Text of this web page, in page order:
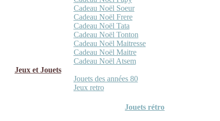
Cadeau Noël Soeur
Cadeau Noël Frere
Cadeau Noël Tata
Cadeau Noël Tonton
Cadeau Noël Maitresse
Cadeau Noël Maitre
Cadeau Noël Atsem
Jeux et Jouets
Jouets des années 80
Jeux retro
Jouets rétro